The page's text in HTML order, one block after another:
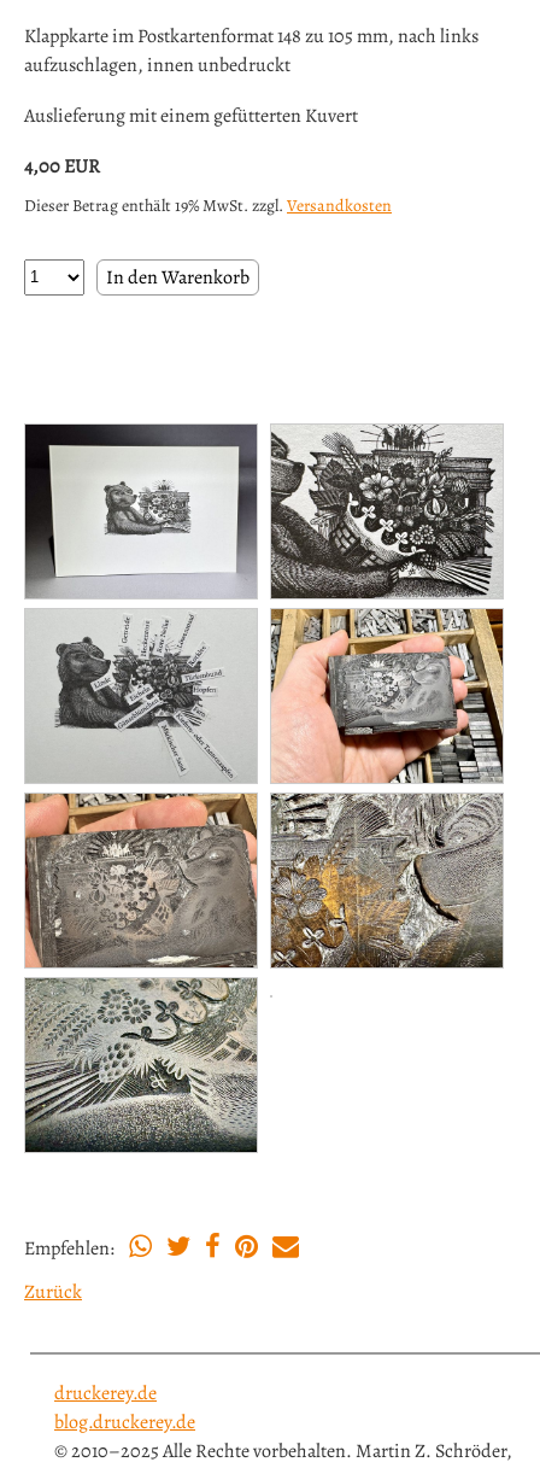
Klappkarte im Postkartenformat 148 zu 105 mm, nach links
aufzuschlagen, innen unbedruckt
Auslieferung mit einem gefütterten Kuvert
4,00EUR
Dieser Betrag enthält 19% MwSt. zzgl. Versandkosten
Empfehlen:
Zurück
druckerey.de
blog.druckerey.de
© 2010–2025 Alle Rechte vorbehalten. Martin Z. Schröder,